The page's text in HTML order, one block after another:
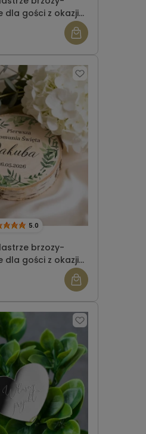
dla gości z okazji
brzozy-
dla gości z okazji
5.0